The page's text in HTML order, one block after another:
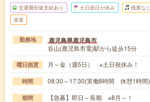
交通費別途支給あり 土日祝日が休み 残業なし
派遣
勤務地 鹿児島県鹿児島市
谷山(鹿児島市電)駅から徒歩15分
曜日頻度 月～金（週5日） ※土日祝休み！
時間 08:30～17:30(実働8時間 休憩1時間)
期間 【急募】即日～長期 ※8月～！